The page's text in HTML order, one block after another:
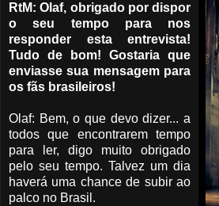
RtM: Olaf, obrigado por dispor
o seu tempo para nos
responder esta entrevista!
Tudo de bom! Gostaria que
enviasse sua mensagem para
os fãs brasileiros!
Olaf: Bem, o que devo dizer... a
todos que encontrarem tempo
para ler, digo muito obrigado
pelo seu tempo. Talvez um dia
haverá uma chance de subir ao
palco no Brasil.